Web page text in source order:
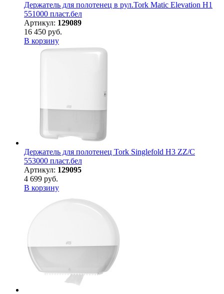
Держатель для полотенец в рул.Tork Matic Elevation H1
551000 пласт.бел
Артикул: 129089
16 450 руб.
В корзину
Держатель для полотенец Tork Singlefold H3 ZZ/C
553000 пласт.бел
Артикул: 129095
4 699 руб.
В корзину